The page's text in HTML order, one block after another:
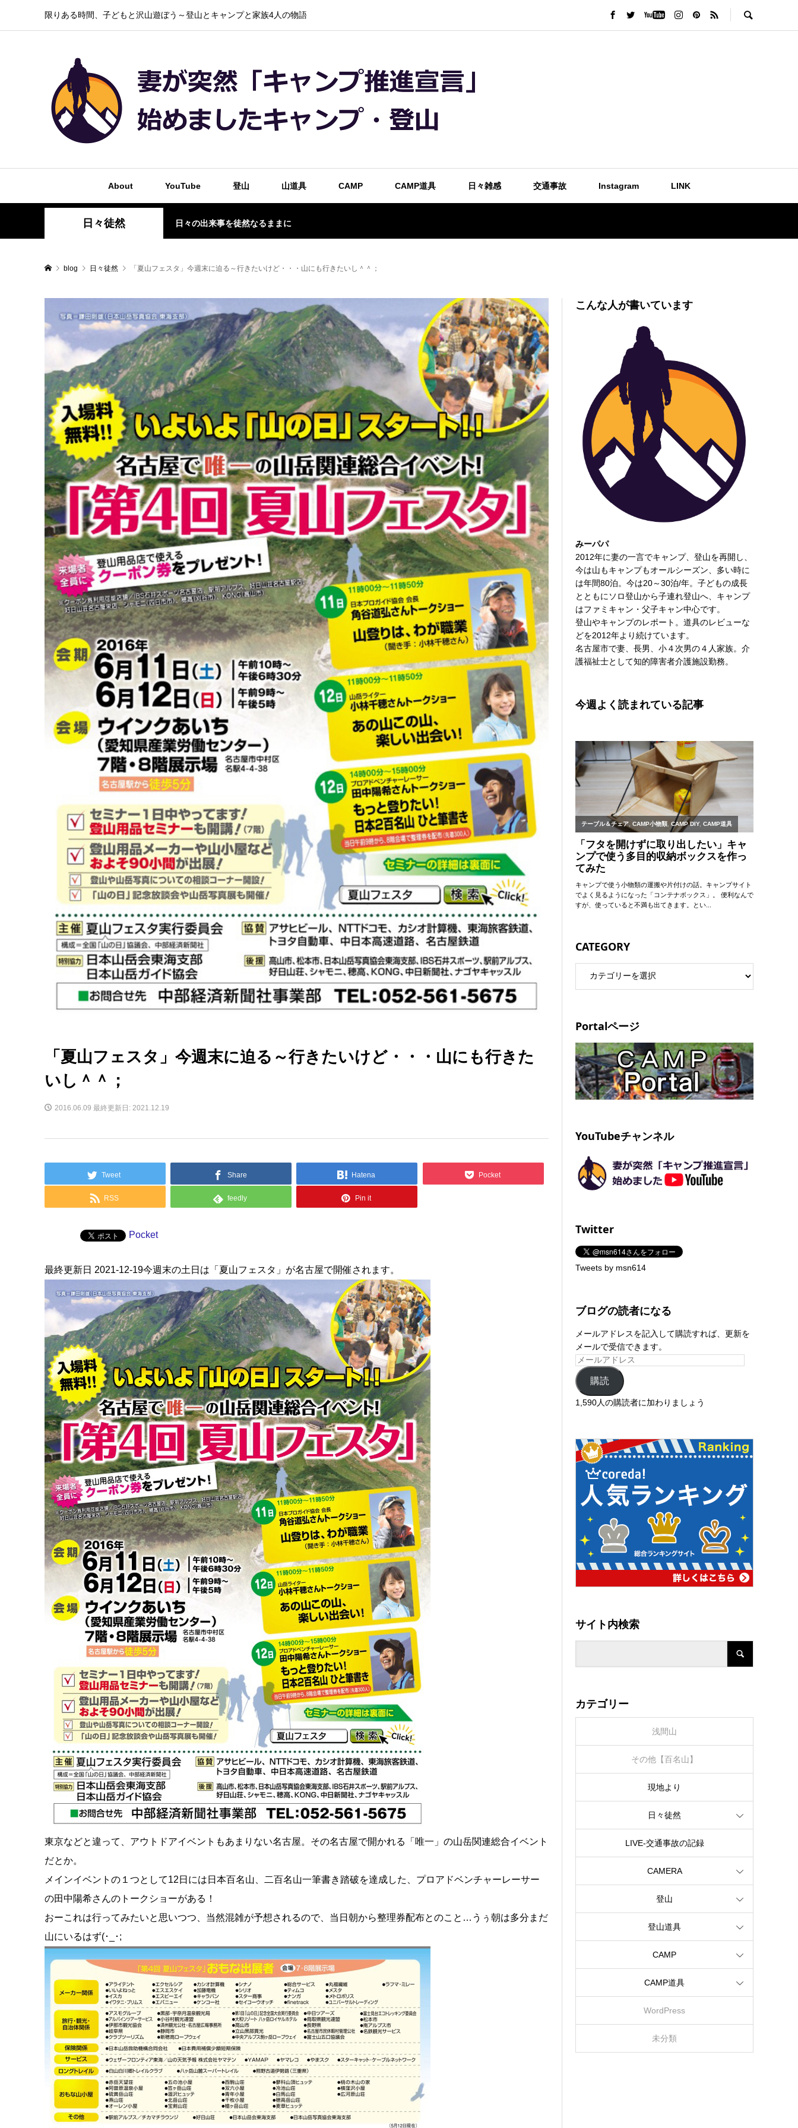
限りある時間、子どもと沢山遊ぼう～登山とキャンプと家族4人の物語
About YouTube 登山 山道具 CAMP CAMP道具 日々雑感 交通事故 Instagram LINK
日々徒然 日々の出来事を徒然なるままに
blog 日々徒然 「夏山フェスタ」今週末に迫る～行きたいけど・・・山にも行きたいし＾＾；
「夏山フェスタ」今週末に迫る～行きたいけど・・・山にも行きた
いし＾＾；
2016.06.09 最終更新日: 2021.12.19
Tweet Share Hatena Pocket
RSS feedly Pin it
Pocket
最終更新日 2021-12-19今週末の土日は「夏山フェスタ」が名古屋で開催されます。
東京などと違って、アウトドアイベントもあまりない名古屋。その名古屋で開かれる「唯一」の山岳関連総合イベント
だとか。
メインイベントの１つとして12日には日本百名山、二百名山一筆書き踏破を達成した、プロアドベンチャーレーサー
の田中陽希さんのトークショーがある！
おーこれは行ってみたいと思いつつ、当然混雑が予想されるので、当日朝から整理券配布とのこと…うぅ朝は多分まだ
山にいるはず(･_･;
こんな人が書いています
みーパパ
2012年に妻の一言でキャンプ、登山を再開し、
今は山もキャンプもオールシーズン、多い時に
は年間80泊。今は20～30泊/年。子どもの成長
とともにソロ登山から子連れ登山へ、キャンプ
はファミキャン・父子キャン中心です。
登山やキャンプのレポート。道具のレビューな
どを2012年より続けています。
名古屋市で妻、長男、小４次男の４人家族。介
護福祉士として知的障害者介護施設勤務。
今週よく読まれている記事
CATEGORY
Portalページ
YouTubeチャンネル
Twitter
Tweets by msn614
ブログの読者になる
メールアドレスを記入して購読すれば、更新を
メールで受信できます。
購読
1,590人の購読者に加わりましょう
サイト内検索
カテゴリー
浅間山
その他【百名山】
現地より
日々徒然
LIVE‐交通事故の記録
CAMERA
登山
登山道具
CAMP
CAMP道具
WordPress
未分類